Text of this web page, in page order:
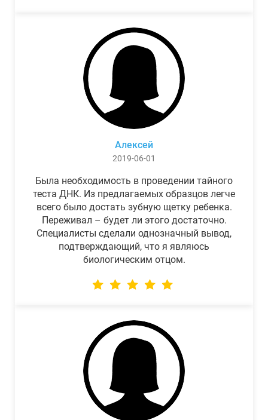
Алексей
2019-06-01
Была необходимость в проведении тайного
теста ДНК. Из предлагаемых образцов легче
всего было достать зубную щетку ребенка.
Переживал – будет ли этого достаточно.
Специалисты сделали однозначный вывод,
подтверждающий, что я являюсь
биологическим отцом.